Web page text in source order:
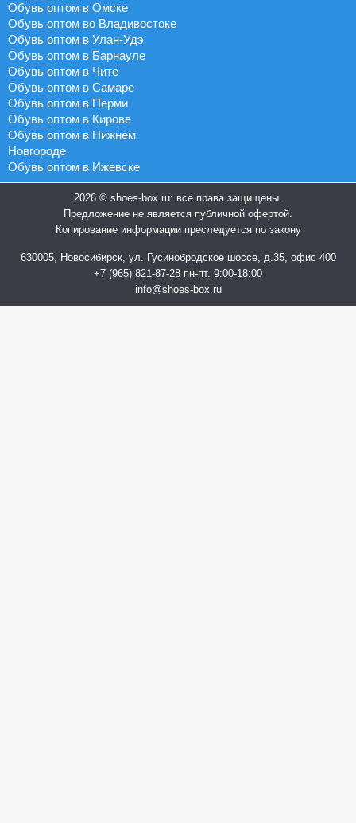
Обувь оптом в Омске
Обувь оптом во Владивостоке
Обувь оптом в Улан-Удэ
Обувь оптом в Барнауле
Обувь оптом в Чите
Обувь оптом в Самаре
Обувь оптом в Перми
Обувь оптом в Кирове
Обувь оптом в Нижнем
Новгороде
Обувь оптом в Ижевске
2026 © shoes-box.ru: все права защищены.
Предложение не является публичной офертой.
Копирование информации преследуется по закону
630005, Новосибирск, ул. Гусинобродское шоссе, д.35, офис 400
+7 (965) 821-87-28 пн-пт. 9:00-18:00
info@shoes-box.ru